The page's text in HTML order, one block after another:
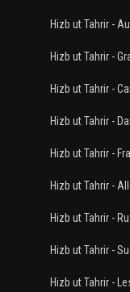
Hizb ut Tahrir -
Hizb ut Tahrir -
Hizb ut Tahrir -
Hizb ut Tahrir -
Hizb ut Tahrir -
Hizb ut Tahrir -
Hizb ut Tahrir -
Hizb ut Tahrir -
Hizb ut Tahrir -